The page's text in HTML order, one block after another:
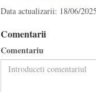
Data actualizarii: 18/06/2025
Comentarii
Comentariu